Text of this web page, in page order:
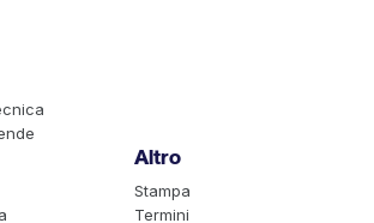
Altro
Stampa
Termini